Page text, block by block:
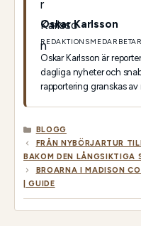
Oskar Karlsson
Oskar Karlsson är
dagliga nyheter och
rapportering granskas
KATEGORIER
BLOGG
FRÅN NYBÖRJARTUR
BAKOM DEN LÅNGSIKTIGA
BROARNA I MADISON
| GUIDE